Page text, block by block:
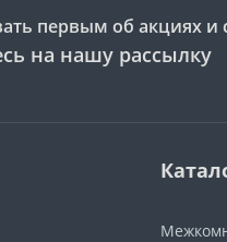
первым об акциях и
на нашу рассылку